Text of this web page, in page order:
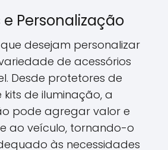
e Personalização
desejam personalizar
de acessórios
Desde protetores de
de iluminação, a
pode agregar valor e
ao veículo, tornando-o
às necessidades